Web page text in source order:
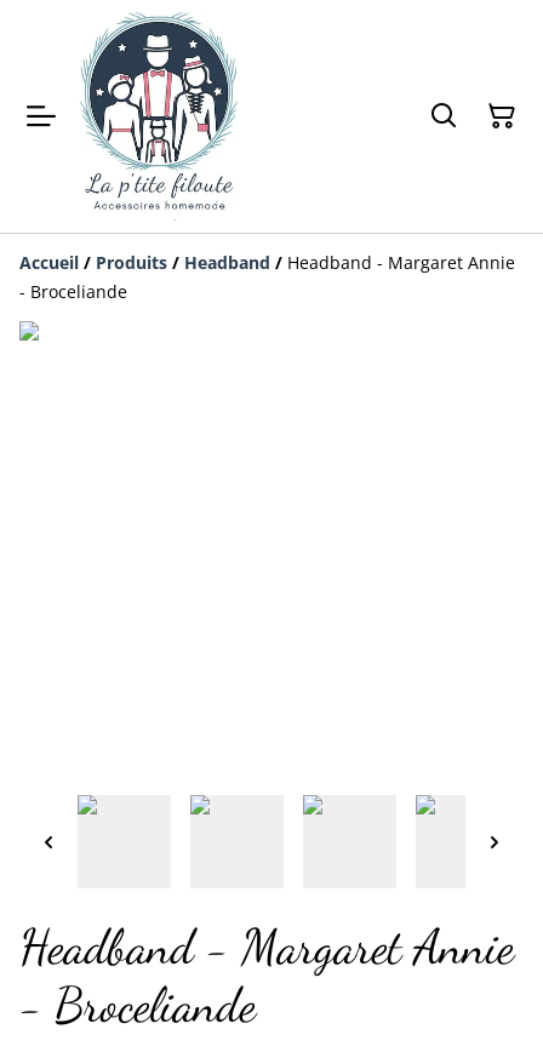
Accueil / Produits / Headband / Headband - Margaret Annie
- Broceliande
Headband - Margaret Annie
- Broceliande